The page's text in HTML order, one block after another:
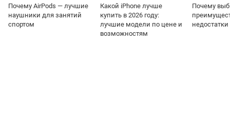
Почему AirPods — лучшие
наушники для занятий
спортом
Какой iPhone лучше
купить в 2026 году:
лучшие модели по цене и
возможностям
Почему
недостатки